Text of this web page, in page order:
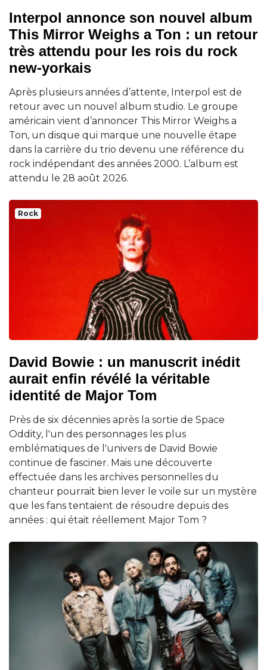
Interpol annonce son nouvel album
This Mirror Weighs a Ton : un retour
très attendu pour les rois du rock
new-yorkais
Après plusieurs années d’attente, Interpol est de
retour avec un nouvel album studio. Le groupe
américain vient d’annoncer This Mirror Weighs a
Ton, un disque qui marque une nouvelle étape
dans la carrière du trio devenu une référence du
rock indépendant des années 2000. L’album est
attendu le 28 août 2026.
Rock
David Bowie : un manuscrit inédit
aurait enfin révélé la véritable
identité de Major Tom
Près de six décennies après la sortie de Space
Oddity, l'un des personnages les plus
emblématiques de l'univers de David Bowie
continue de fasciner. Mais une découverte
effectuée dans les archives personnelles du
chanteur pourrait bien lever le voile sur un mystère
que les fans tentaient de résoudre depuis des
années : qui était réellement Major Tom ?